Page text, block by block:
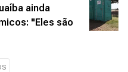
ainda
"Eles são